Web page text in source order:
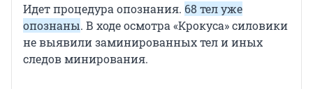
Идет процедура опознания. 68 тел уже
опознаны. В ходе осмотра «Крокуса» силовики
не выявили заминированных тел и иных
следов минирования.